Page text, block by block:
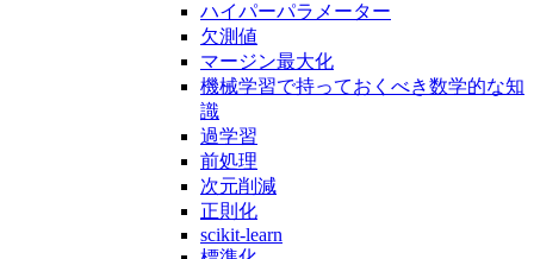
ハイパーパラメーター
欠測値
マージン最大化
機械学習で持っておくべき数学的な知
識
過学習
前処理
次元削減
正則化
scikit-learn